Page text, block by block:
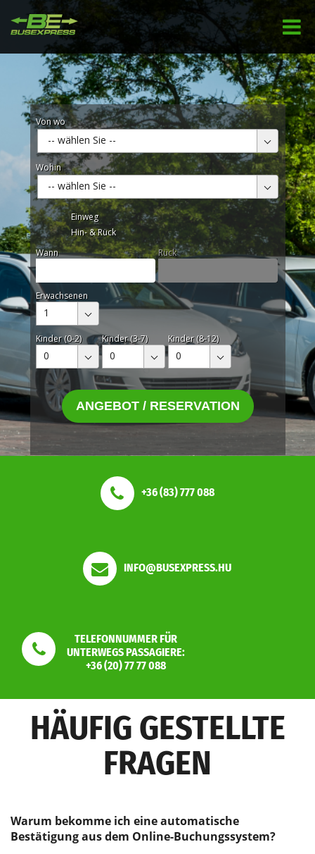
Von wo
-- wählen Sie --
Wohin
-- wählen Sie --
Einweg
Hin- & Rück
Wann
Rück
Erwachsenen
1
Kinder (0-2)
0
Kinder (3-7)
0
Kinder (8-12)
0
ANGEBOT / RESERVATION
+36 (83) 777 088
INFO@BUSEXPRESS.HU
TELEFONNUMMER FÜR
UNTERWEGS PASSAGIERE:
+36 (20) 77 77 088
HÄUFIG GESTELLTE
FRAGEN
Warum bekomme ich eine automatische
Bestätigung aus dem Online-Buchungssystem?